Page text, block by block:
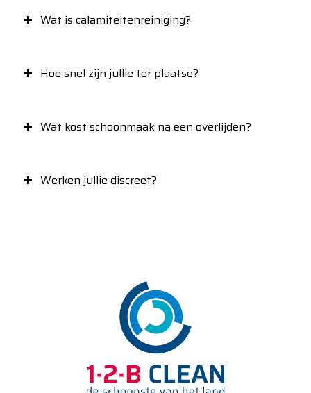
Wat is calamiteitenreiniging?
Hoe snel zijn jullie ter plaatse?
Wat kost schoonmaak na een overlijden?
Werken jullie discreet?